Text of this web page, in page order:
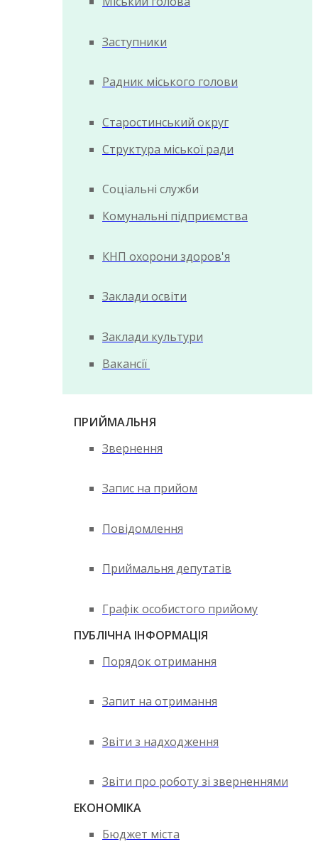
Заступники
Радник міського голови
Старостинський округ
Структура міської ради
Соціальні служби
Комунальні підприємства
КНП охорони здоров'я
Заклади освіти
Заклади культури
Вакансії
ПРИЙМАЛЬНЯ
Звернення
Запис на прийом
Повідомлення
Приймальня депутатів
Графік особистого прийому
ПУБЛІЧНА ІНФОРМАЦІЯ
Порядок отримання
Запит на отримання
Звіти з надходження
Звіти про роботу зі зверненнями
ЕКОНОМІКА
Бюджет міста